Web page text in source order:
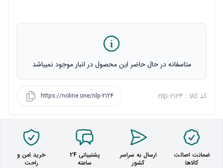
متاسفانه در حال حاضر این محصول در انبار موجود نمیباشد
کد کالا : nlp-2124 https://noline.one/nlp-2124
ضمانت اصالت
کالاها
ارسال به سراسر
کشور
پشتیبانی 24
ساعته
خرید امن و
راحت